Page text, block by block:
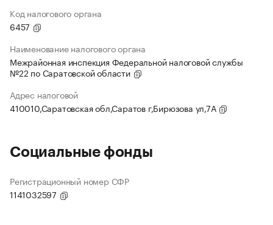
Код налогового органа
6457
Наименование налогового органа
Межрайонная инспекция Федеральной налоговой службы
№22 по Саратовской области
Адрес налоговой
410010,Саратовская обл,Саратов г,Бирюзова ул,7А
Социальные фонды
Регистрационный номер СФР
1141032597